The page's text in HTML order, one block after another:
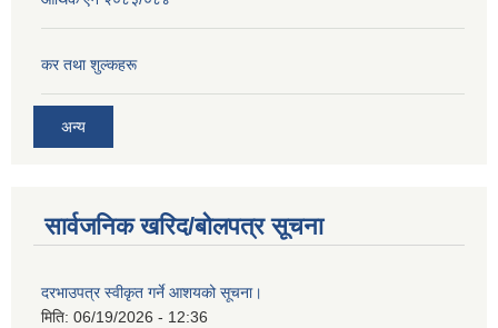
कर तथा शुल्कहरू
अन्य
सार्वजनिक खरिद/बोलपत्र सूचना
दरभाउपत्र स्वीकृत गर्ने आशयको सूचना।
मिति: 06/19/2026 - 12:36